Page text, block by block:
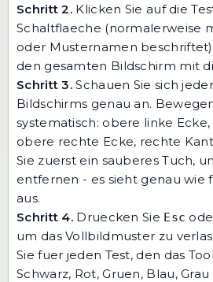
Schritt 2. Klicken Sie auf die
Schaltflaeche (normalerweise
oder Musternamen
den gesamten Bildschirm mit
Schritt 3. Schauen Sie sich
Bildschirms genau an.
systematisch: obere linke
obere rechte Ecke, rechte
Sie zuerst ein sauberes Tuch,
entfernen - es sieht genau wie
aus.
Schritt 4. Druecken Sie Esc
um das Vollbildmuster zu
Sie fuer jeden Test, den das
Schwarz, Rot, Gruen, Blau, Grau